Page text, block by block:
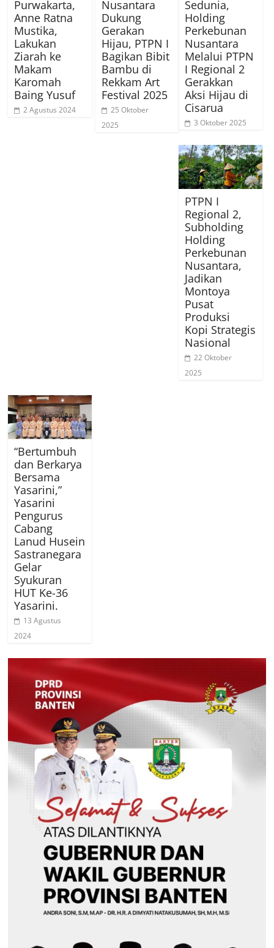
Purwakarta,
Anne Ratna
Mustika,
Lakukan
Ziarah ke
Makam
Karomah
Baing Yusuf
2 Agustus 2024
Nusantara
Dukung
Gerakan
Hijau, PTPN I
Bagikan Bibit
Bambu di
Rekkam Art
Festival 2025
25 Oktober
2025
Sedunia,
Holding
Perkebunan
Nusantara
Melalui PTPN
I Regional 2
Gerakkan
Aksi Hijau di
Cisarua
3 Oktober 2025
PTPN I
Regional 2,
Subholding
Holding
Perkebunan
Nusantara,
Jadikan
Montoya
Pusat
Produksi
Kopi Strategis
Nasional
22 Oktober
2025
“Bertumbuh
dan Berkarya
Bersama
Yasarini,”
Yasarini
Pengurus
Cabang
Lanud Husein
Sastranegara
Gelar
Syukuran
HUT Ke-36
Yasarini.
13 Agustus
2024